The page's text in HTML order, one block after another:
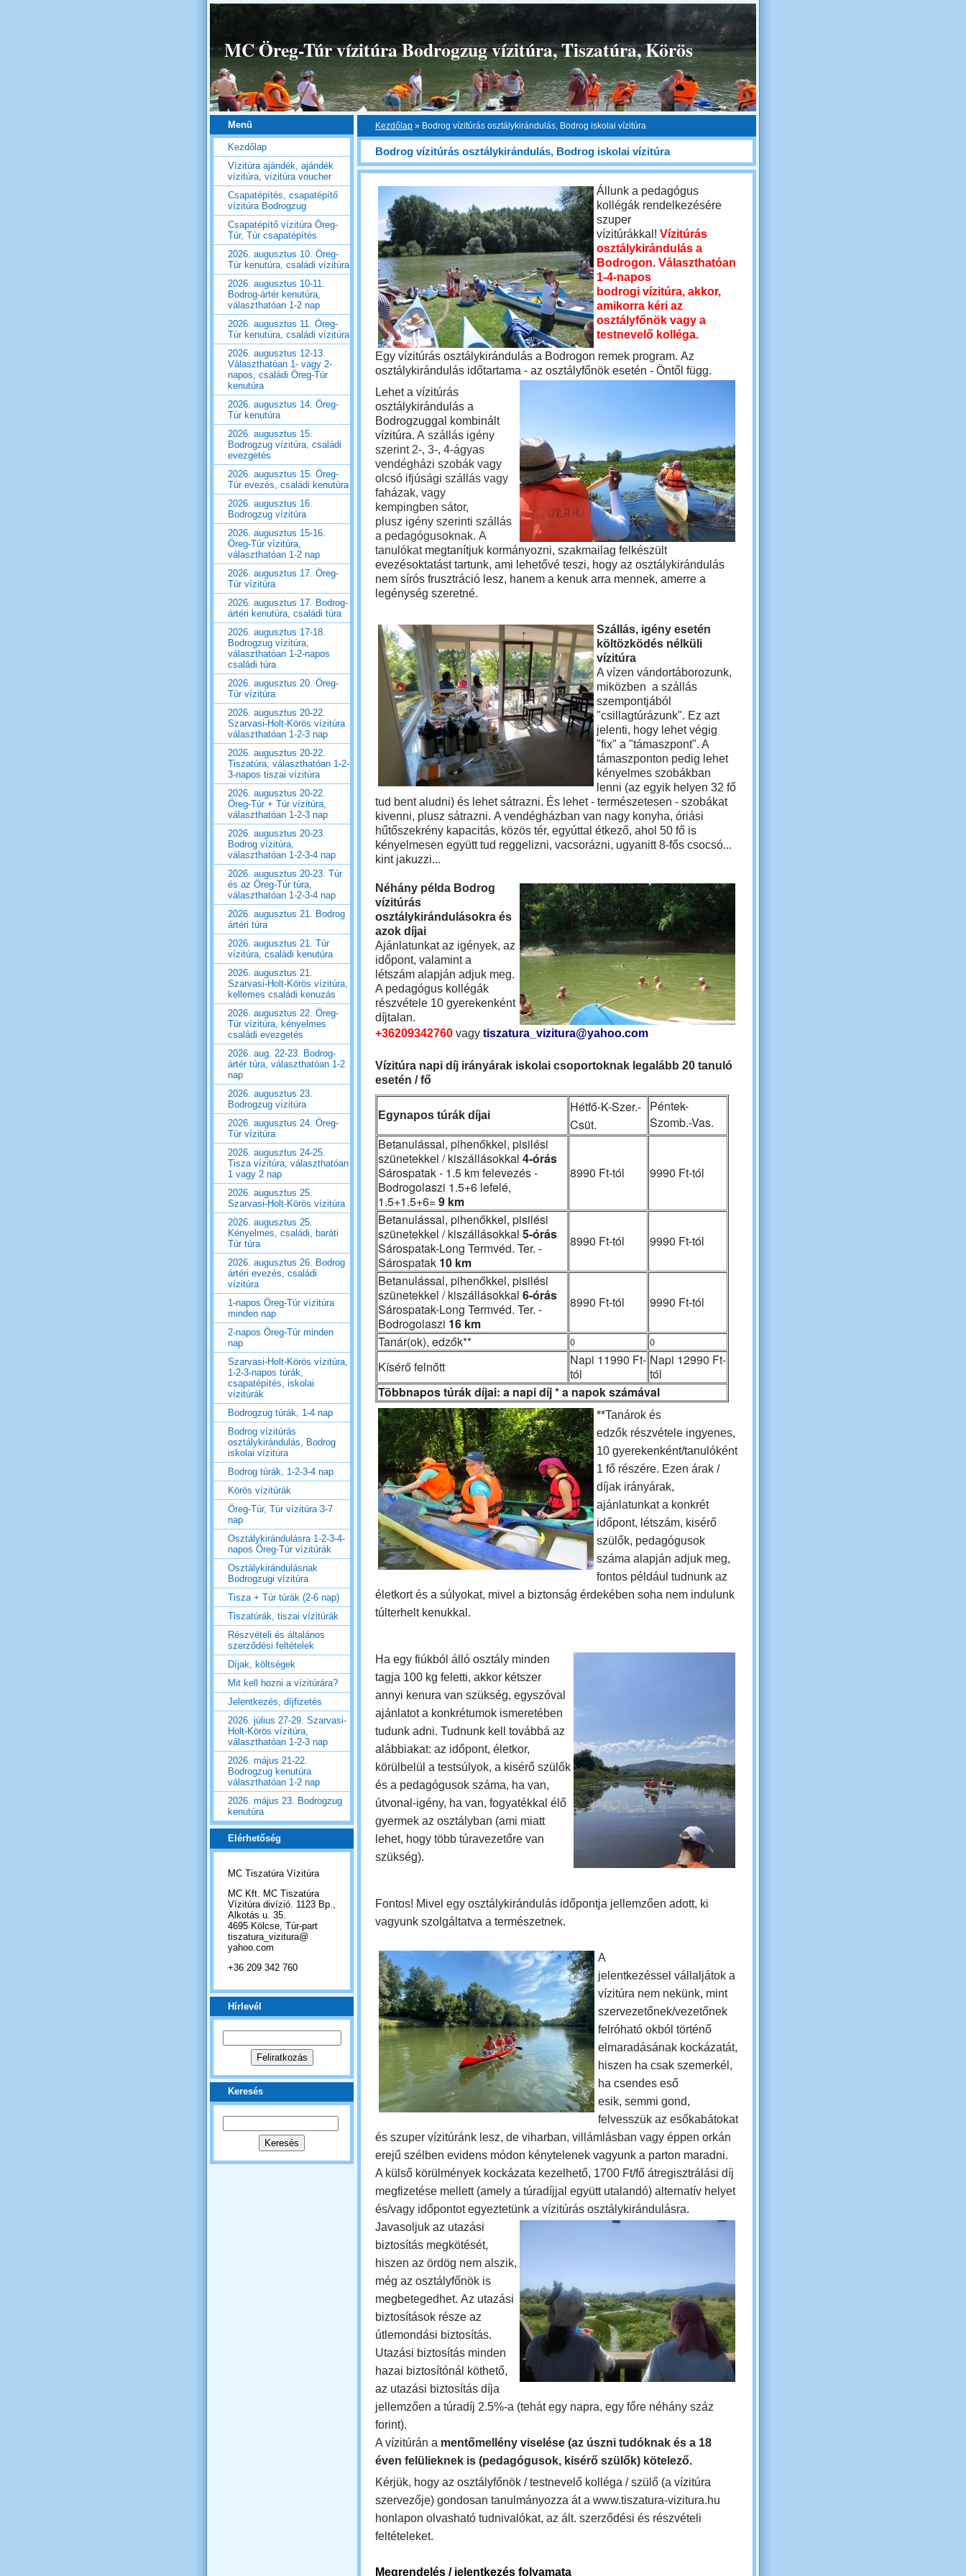
MC Öreg-Túr vízitúra Bodrogzug vízitúra, Tiszatúra, Körös
Kezdőlap » Bodrog vízitúrás osztálykirándulás, Bodrog iskolai vízitúra
Bodrog vízitúrás osztálykirándulás, Bodrog iskolai vízitúra
Állunk a pedagógus
kollégák rendelkezésére
szuper
vízitúrákkal! Vízitúrás
osztálykirándulás a
Bodrogon. Választhatóan
1-4-napos
bodrogi vízitúra, akkor,
amikorra kéri az
osztályfőnök vagy a
testnevelő kolléga.
Egy vízitúrás osztálykirándulás a Bodrogon remek program. Az
osztálykirándulás időtartama - az osztályfőnök esetén - Öntől függ.
Lehet a vízitúrás
osztálykirándulás a
Bodrogzuggal kombinált
vízitúra. A szállás igény
szerint 2-, 3-, 4-ágyas
vendégházi szobák vagy
olcsó ifjúsági szállás vagy
faházak, vagy
kempingben sátor,
plusz igény szerinti szállás
a pedagógusoknak. A
tanulókat megtanítjuk kormányozni, szakmailag felkészült
evezésoktatást tartunk, ami lehetővé teszi, hogy az osztálykirándulás
nem sírós frusztráció lesz, hanem a kenuk arra mennek, amerre a
legénység szeretné.
Szállás, igény esetén
költözködés nélküli
vízitúra
A vízen vándortáborozunk,
miközben a szállás
szempontjából
"csillagtúrázunk". Ez azt
jelenti, hogy lehet végig
"fix" a "támaszpont". A
támaszponton pedig lehet
kényelmes szobákban
lenni (az egyik helyen 32 fő
tud bent aludni) és lehet sátrazni. És lehet - természetesen - szobákat
kivenni, plusz sátrazni. A vendégházban van nagy konyha, óriási
hűtőszekrény kapacitás, közös tér, egyúttal étkező, ahol 50 fő is
kényelmesen együtt tud reggelizni, vacsorázni, ugyanitt 8-fős csocsó...
kint jakuzzi...
Néhány példa Bodrog
vízitúrás
osztálykirándulásokra és
azok díjai
Ajánlatunkat az igények, az
időpont, valamint a
létszám alapján adjuk meg.
A pedagógus kollégák
részvétele 10 gyerekenként
díjtalan.
+36209342760 vagy tiszatura_vizitura@yahoo.com
Vízitúra napi díj irányárak iskolai csoportoknak legalább 20 tanuló
esetén / fő
Egynapos túrák díjai
Hétfő-K-Szer.-
Csüt.
Péntek-
Szomb.-Vas.
Betanulással, pihenőkkel, pisilési
szünetekkel / kiszállásokkal 4-órás
Sárospatak - 1.5 km felevezés -
Bodrogolaszi 1.5+6 lefelé,
1.5+1.5+6=9 km
8990 Ft-tól 9990 Ft-tól
Betanulással, pihenőkkel, pisilési
szünetekkel / kiszállásokkal 5-órás
Sárospatak-Long Termvéd. Ter. -
Sárospatak 10 km
8990 Ft-tól 9990 Ft-tól
Betanulással, pihenőkkel, pisilési
szünetekkel / kiszállásokkal 6-órás
Sárospatak-Long Termvéd. Ter. -
Bodrogolaszi 16 km
8990 Ft-tól 9990 Ft-tól
Tanár(ok), edzők** 0 0
Kísérő felnőtt
Napi 11990 Ft-
tól
Napi 12990 Ft-
tól
Többnapos túrák díjai: a napi díj * a napok számával
**Tanárok és
edzők részvétele ingyenes,
10 gyerekenként/tanulóként
1 fő részére. Ezen árak /
díjak irányárak,
ajánlatunkat a konkrét
időpont, létszám, kisérő
szülők, pedagógusok
száma alapján adjuk meg,
fontos például tudnunk az
életkort és a súlyokat, mivel a biztonság érdekében soha nem indulunk
túlterhelt kenukkal.
Ha egy fiúkból álló osztály minden
tagja 100 kg feletti, akkor kétszer
annyi kenura van szükség, egyszóval
ajánlatot a konkrétumok ismeretében
tudunk adni. Tudnunk kell továbbá az
alábbiakat: az időpont, életkor,
körülbelül a testsúlyok, a kisérő szülők
és a pedagógusok száma, ha van,
útvonal-igény, ha van, fogyatékkal élő
gyermek az osztályban (ami miatt
lehet, hogy több túravezetőre van
szükség).
Fontos! Mivel egy osztálykirándulás időpontja jellemzően adott, ki
vagyunk szolgáltatva a természetnek.
A
jelentkezéssel vállaljátok a
vízitúra nem nekünk, mint
szervezetőnek/vezetőnek
felróható okból történő
elmaradásának kockázatát,
hiszen ha csak szemerkél,
ha csendes eső
esik, semmi gond,
felvesszük az esőkabátokat
és szuper vízitúránk lesz, de viharban, villámlásban vagy éppen orkán
erejű szélben evidens módon kénytelenek vagyunk a parton maradni.
A külső körülmények kockázata kezelhető, 1700 Ft/fő átregisztrálási díj
megfizetése mellett (amely a túradíjjal együtt utalandó) alternatív helyet
és/vagy időpontot egyeztetünk a vízitúrás osztálykirándulásra.
Javasoljuk az utazási
biztosítás megkötését,
hiszen az ördög nem alszik,
még az osztályfőnök is
megbetegedhet. Az utazási
biztosítások része az
útlemondási biztosítás.
Utazási biztosítás minden
hazai biztosítónál köthető,
az utazási biztosítás díja
jellemzően a túradíj 2.5%-a (tehát egy napra, egy főre néhány száz
forint).
A vízitúrán a mentőmellény viselése (az úszni tudóknak és a 18
éven felülieknek is (pedagógusok, kisérő szülők) kötelező.
Kérjük, hogy az osztályfőnök / testnevelő kolléga / szülő (a vízitúra
szervezője) gondosan tanulmányozza át a www.tiszatura-vizitura.hu
honlapon olvasható tudnivalókat, az ált. szerződési és részvételi
feltételeket.
Megrendelés / jelentkezés folyamata
Menü
Kezdőlap
Vízitúra ajándék, ajándék
vízitúra, vízitúra voucher
Csapatépítés, csapatépítő
vízitúra Bodrogzug
Csapatépítő vízitúra Öreg-
Túr, Túr csapatépítés
2026. augusztus 10. Öreg-
Túr kenutúra, családi vízitúra
2026. augusztus 10-11.
Bodrog-ártér kenutúra,
választhatóan 1-2 nap
2026. augusztus 11. Öreg-
Túr kenutúra, családi vízitúra
2026. augusztus 12-13.
Választhatóan 1- vagy 2-
napos, családi Öreg-Túr
kenutúra
2026. augusztus 14. Öreg-
Túr kenutúra
2026. augusztus 15.
Bodrogzug vízitúra, családi
evezgetés
2026. augusztus 15. Öreg-
Túr evezés, családi kenutúra
2026. augusztus 16.
Bodrogzug vízitúra
2026. augusztus 15-16.
Öreg-Túr vízitúra,
választhatóan 1-2 nap
2026. augusztus 17. Öreg-
Túr vízitúra
2026. augusztus 17. Bodrog-
ártéri kenutúra, családi túra
2026. augusztus 17-18.
Bodrogzug vízitúra,
választhatóan 1-2-napos
családi túra
2026. augusztus 20. Öreg-
Túr vízitúra
2026. augusztus 20-22.
Szarvasi-Holt-Körös vízitúra
választhatóan 1-2-3 nap
2026. augusztus 20-22.
Tiszatúra, választhatóan 1-2-
3-napos tiszai vízitúra
2026. augusztus 20-22.
Öreg-Túr + Túr vízitúra,
választhatóan 1-2-3 nap
2026. augusztus 20-23.
Bodrog vízitúra,
választhatóan 1-2-3-4 nap
2026. augusztus 20-23. Túr
és az Öreg-Túr túra,
választhatóan 1-2-3-4 nap
2026. augusztus 21. Bodrog
ártéri túra
2026. augusztus 21. Túr
vízitúra, családi kenutúra
2026. augusztus 21.
Szarvasi-Holt-Körös vízitúra,
kellemes családi kenuzás
2026. augusztus 22. Öreg-
Túr vízitúra, kényelmes
családi evezgetés
2026. aug. 22-23. Bodrog-
ártér túra, választhatóan 1-2
nap
2026. augusztus 23.
Bodrogzug vízitúra
2026. augusztus 24. Öreg-
Túr vízitúra
2026. augusztus 24-25.
Tisza vízitúra, választhatóan
1 vagy 2 nap
2026. augusztus 25.
Szarvasi-Holt-Körös vízitúra
2026. augusztus 25.
Kényelmes, családi, baráti
Túr túra
2026. augusztus 26. Bodrog
ártéri evezés, családi
vízitúra
1-napos Öreg-Túr vízitúra
minden nap
2-napos Öreg-Túr minden
nap
Szarvasi-Holt-Körös vízitúra,
1-2-3-napos túrák,
csapatépítés, iskolai
vízitúrák
Bodrogzug túrák, 1-4 nap
Bodrog vízitúrás
osztálykirándulás, Bodrog
iskolai vízitúra
Bodrog túrák, 1-2-3-4 nap
Körös vízitúrák
Öreg-Túr, Túr vízitúra 3-7
nap
Osztálykirándulásra 1-2-3-4-
napos Öreg-Túr vízitúrák
Osztálykirándulásnak
Bodrogzugi vízitúra
Tisza + Túr túrák (2-6 nap)
Tiszatúrák, tiszai vízitúrák
Részvételi és általános
szerződési feltételek
Díjak, költségek
Mit kell hozni a vízitúrára?
Jelentkezés, díjfizetés
2026. július 27-29. Szarvasi-
Holt-Körös vízitúra,
választhatóan 1-2-3 nap
2026. május 21-22.
Bodrogzug kenutúra
választhatóan 1-2 nap
2026. május 23. Bodrogzug
kenutúra
Elérhetőség
MC Tiszatúra Vízitúra
MC Kft. MC Tiszatúra
Vízitúra divízió. 1123 Bp.,
Alkotás u. 35.
4695 Kölcse, Túr-part
tiszatura_vizitura@
yahoo.com
+36 209 342 760
Hírlevél
Keresés